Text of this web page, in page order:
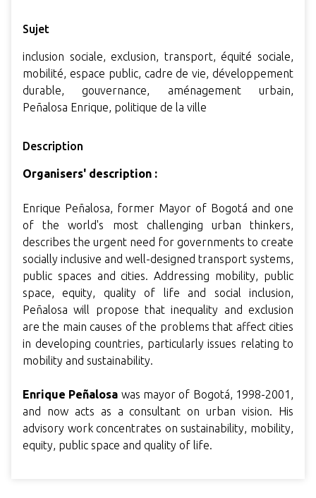
Sujet
inclusion sociale, exclusion, transport, équité sociale,
mobilité, espace public, cadre de vie, développement
durable, gouvernance, aménagement urbain,
Peñalosa Enrique, politique de la ville
Description
Organisers' description :
Enrique Peñalosa, former Mayor of Bogotá and one
of the world's most challenging urban thinkers,
describes the urgent need for governments to create
socially inclusive and well-designed transport systems,
public spaces and cities. Addressing mobility, public
space, equity, quality of life and social inclusion,
Peñalosa will propose that inequality and exclusion
are the main causes of the problems that affect cities
in developing countries, particularly issues relating to
mobility and sustainability.
Enrique Peñalosa was mayor of Bogotá, 1998-2001,
and now acts as a consultant on urban vision. His
advisory work concentrates on sustainability, mobility,
equity, public space and quality of life.